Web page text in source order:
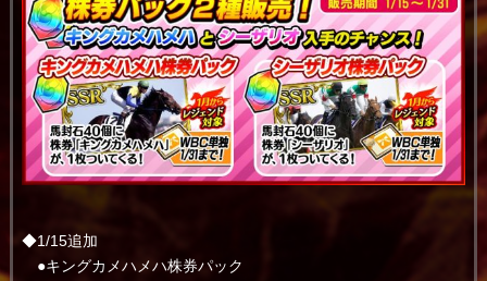
◆1/15追加
●キングカメハメハ株券パック